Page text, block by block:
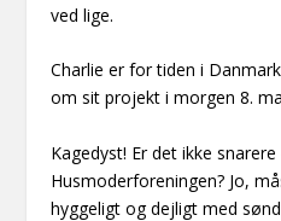
ved lige.
Charlie er for tiden i
om sit projekt i morgen 8.
Kagedyst! Er det ikke
Husmoderforeningen? Jo,
hyggeligt og dejligt med